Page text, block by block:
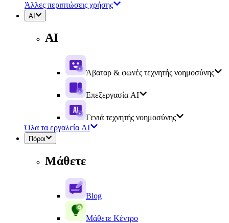
Άλλες περιπτώσεις χρήσης
AI
AI
Άβαταρ & φωνές τεχνητής νοημοσύνης
Επεξεργασία AI
Γενιά τεχνητής νοημοσύνης
Όλα τα εργαλεία AI
Πόροι
Μάθετε
Blog
Μάθετε Κέντρο